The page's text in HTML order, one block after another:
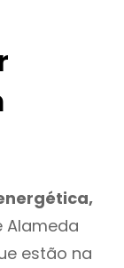
Alameda
estão na